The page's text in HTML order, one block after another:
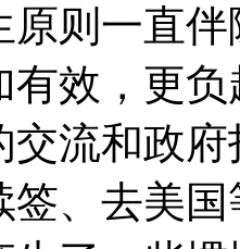
原则一直
有效，更
交流和政
签、去美